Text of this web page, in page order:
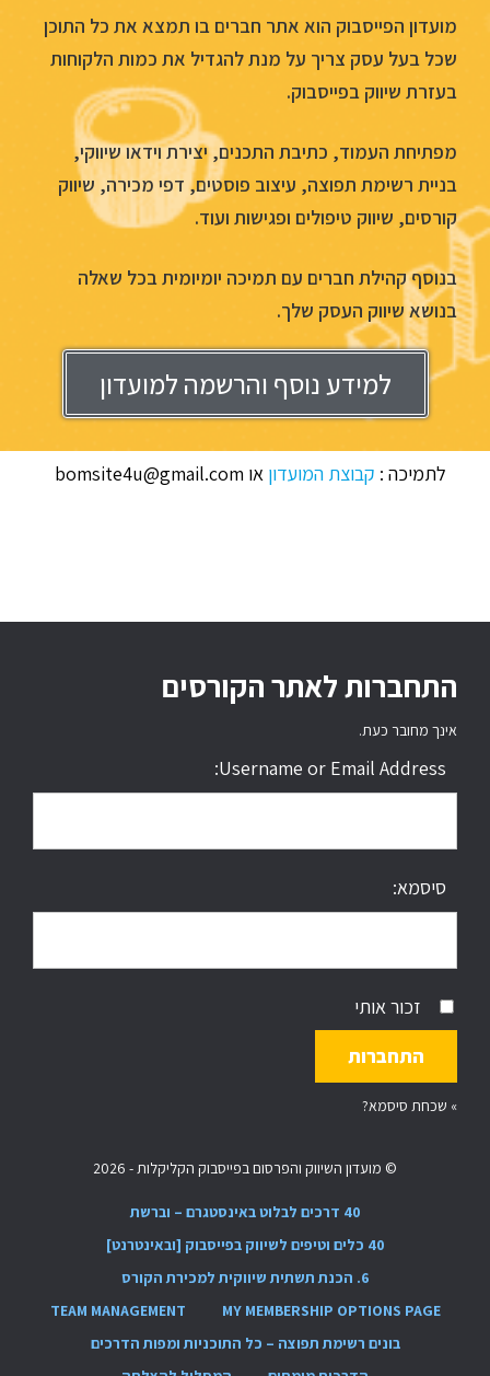
מועדון הפייסבוק הוא אתר חברים בו תמצא את כל התוכן
שכל בעל עסק צריך על מנת להגדיל את כמות הלקוחות
בעזרת שיווק בפייסבוק.
מפתיחת העמוד, כתיבת התכנים, יצירת וידאו שיווקי,
בניית רשימת תפוצה, עיצוב פוסטים, דפי מכירה, שיווק
קורסים, שיווק טיפולים ופגישות ועוד.
בנוסף קהילת חברים עם תמיכה יומיומית בכל שאלה
בנושא שיווק העסק שלך.
למידע נוסף והרשמה למועדון
לתמיכה : קבוצת המועדון או bomsite4u@gmail.com
התחברות לאתר הקורסים
אינך מחובר כעת.
Username or Email Address:
סיסמא:
זכור אותי
» שכחת סיסמא?
© מועדון השיווק והפרסום בפייסבוק הקליקלות - 2026
40 דרכים לבלוט באינסטגרם – וברשת
40 כלים וטיפים לשיווק בפייסבוק [ובאינטרנט]
6. הכנת תשתית שיווקית למכירת הקורס
MY MEMBERSHIP OPTIONS PAGE
TEAM MANAGEMENT
בונים רשימת תפוצה – כל התוכניות ומפות הדרכים